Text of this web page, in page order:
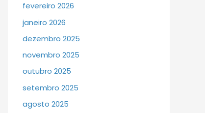
fevereiro 2026
janeiro 2026
dezembro 2025
novembro 2025
outubro 2025
setembro 2025
agosto 2025